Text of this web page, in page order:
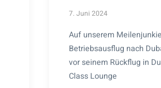
7. Juni 2024
Auf unserem
Betriebsausflug nach
vor seinem Rückflug in
Class Lounge